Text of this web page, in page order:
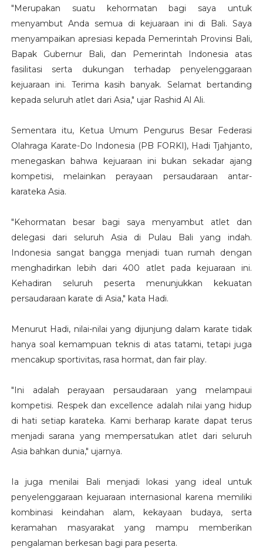
"Merupakan suatu kehormatan bagi saya untuk
menyambut Anda semua di kejuaraan ini di Bali. Saya
menyampaikan apresiasi kepada Pemerintah Provinsi Bali,
Bapak Gubernur Bali, dan Pemerintah Indonesia atas
fasilitasi serta dukungan terhadap penyelenggaraan
kejuaraan ini. Terima kasih banyak. Selamat bertanding
kepada seluruh atlet dari Asia," ujar Rashid Al Ali.
Sementara itu, Ketua Umum Pengurus Besar Federasi
Olahraga Karate-Do Indonesia (PB FORKI), Hadi Tjahjanto,
menegaskan bahwa kejuaraan ini bukan sekadar ajang
kompetisi, melainkan perayaan persaudaraan antar-
karateka Asia.
"Kehormatan besar bagi saya menyambut atlet dan
delegasi dari seluruh Asia di Pulau Bali yang indah.
Indonesia sangat bangga menjadi tuan rumah dengan
menghadirkan lebih dari 400 atlet pada kejuaraan ini.
Kehadiran seluruh peserta menunjukkan kekuatan
persaudaraan karate di Asia," kata Hadi.
Menurut Hadi, nilai-nilai yang dijunjung dalam karate tidak
hanya soal kemampuan teknis di atas tatami, tetapi juga
mencakup sportivitas, rasa hormat, dan fair play.
"Ini adalah perayaan persaudaraan yang melampaui
kompetisi. Respek dan excellence adalah nilai yang hidup
di hati setiap karateka. Kami berharap karate dapat terus
menjadi sarana yang mempersatukan atlet dari seluruh
Asia bahkan dunia," ujarnya.
Ia juga menilai Bali menjadi lokasi yang ideal untuk
penyelenggaraan kejuaraan internasional karena memiliki
kombinasi keindahan alam, kekayaan budaya, serta
keramahan masyarakat yang mampu memberikan
pengalaman berkesan bagi para peserta.